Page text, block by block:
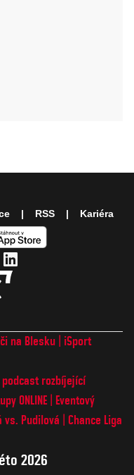
na Blesku
iSport
rozbíjející
ONLINE
Eventový
vs. Pudilová
Chance Liga
2026
RSS Kariéra